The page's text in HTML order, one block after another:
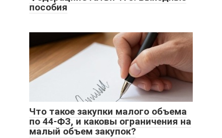
пособия
Что такое закупки малого объема
по 44-ФЗ, и каковы ограничения на
малый объем закупок?